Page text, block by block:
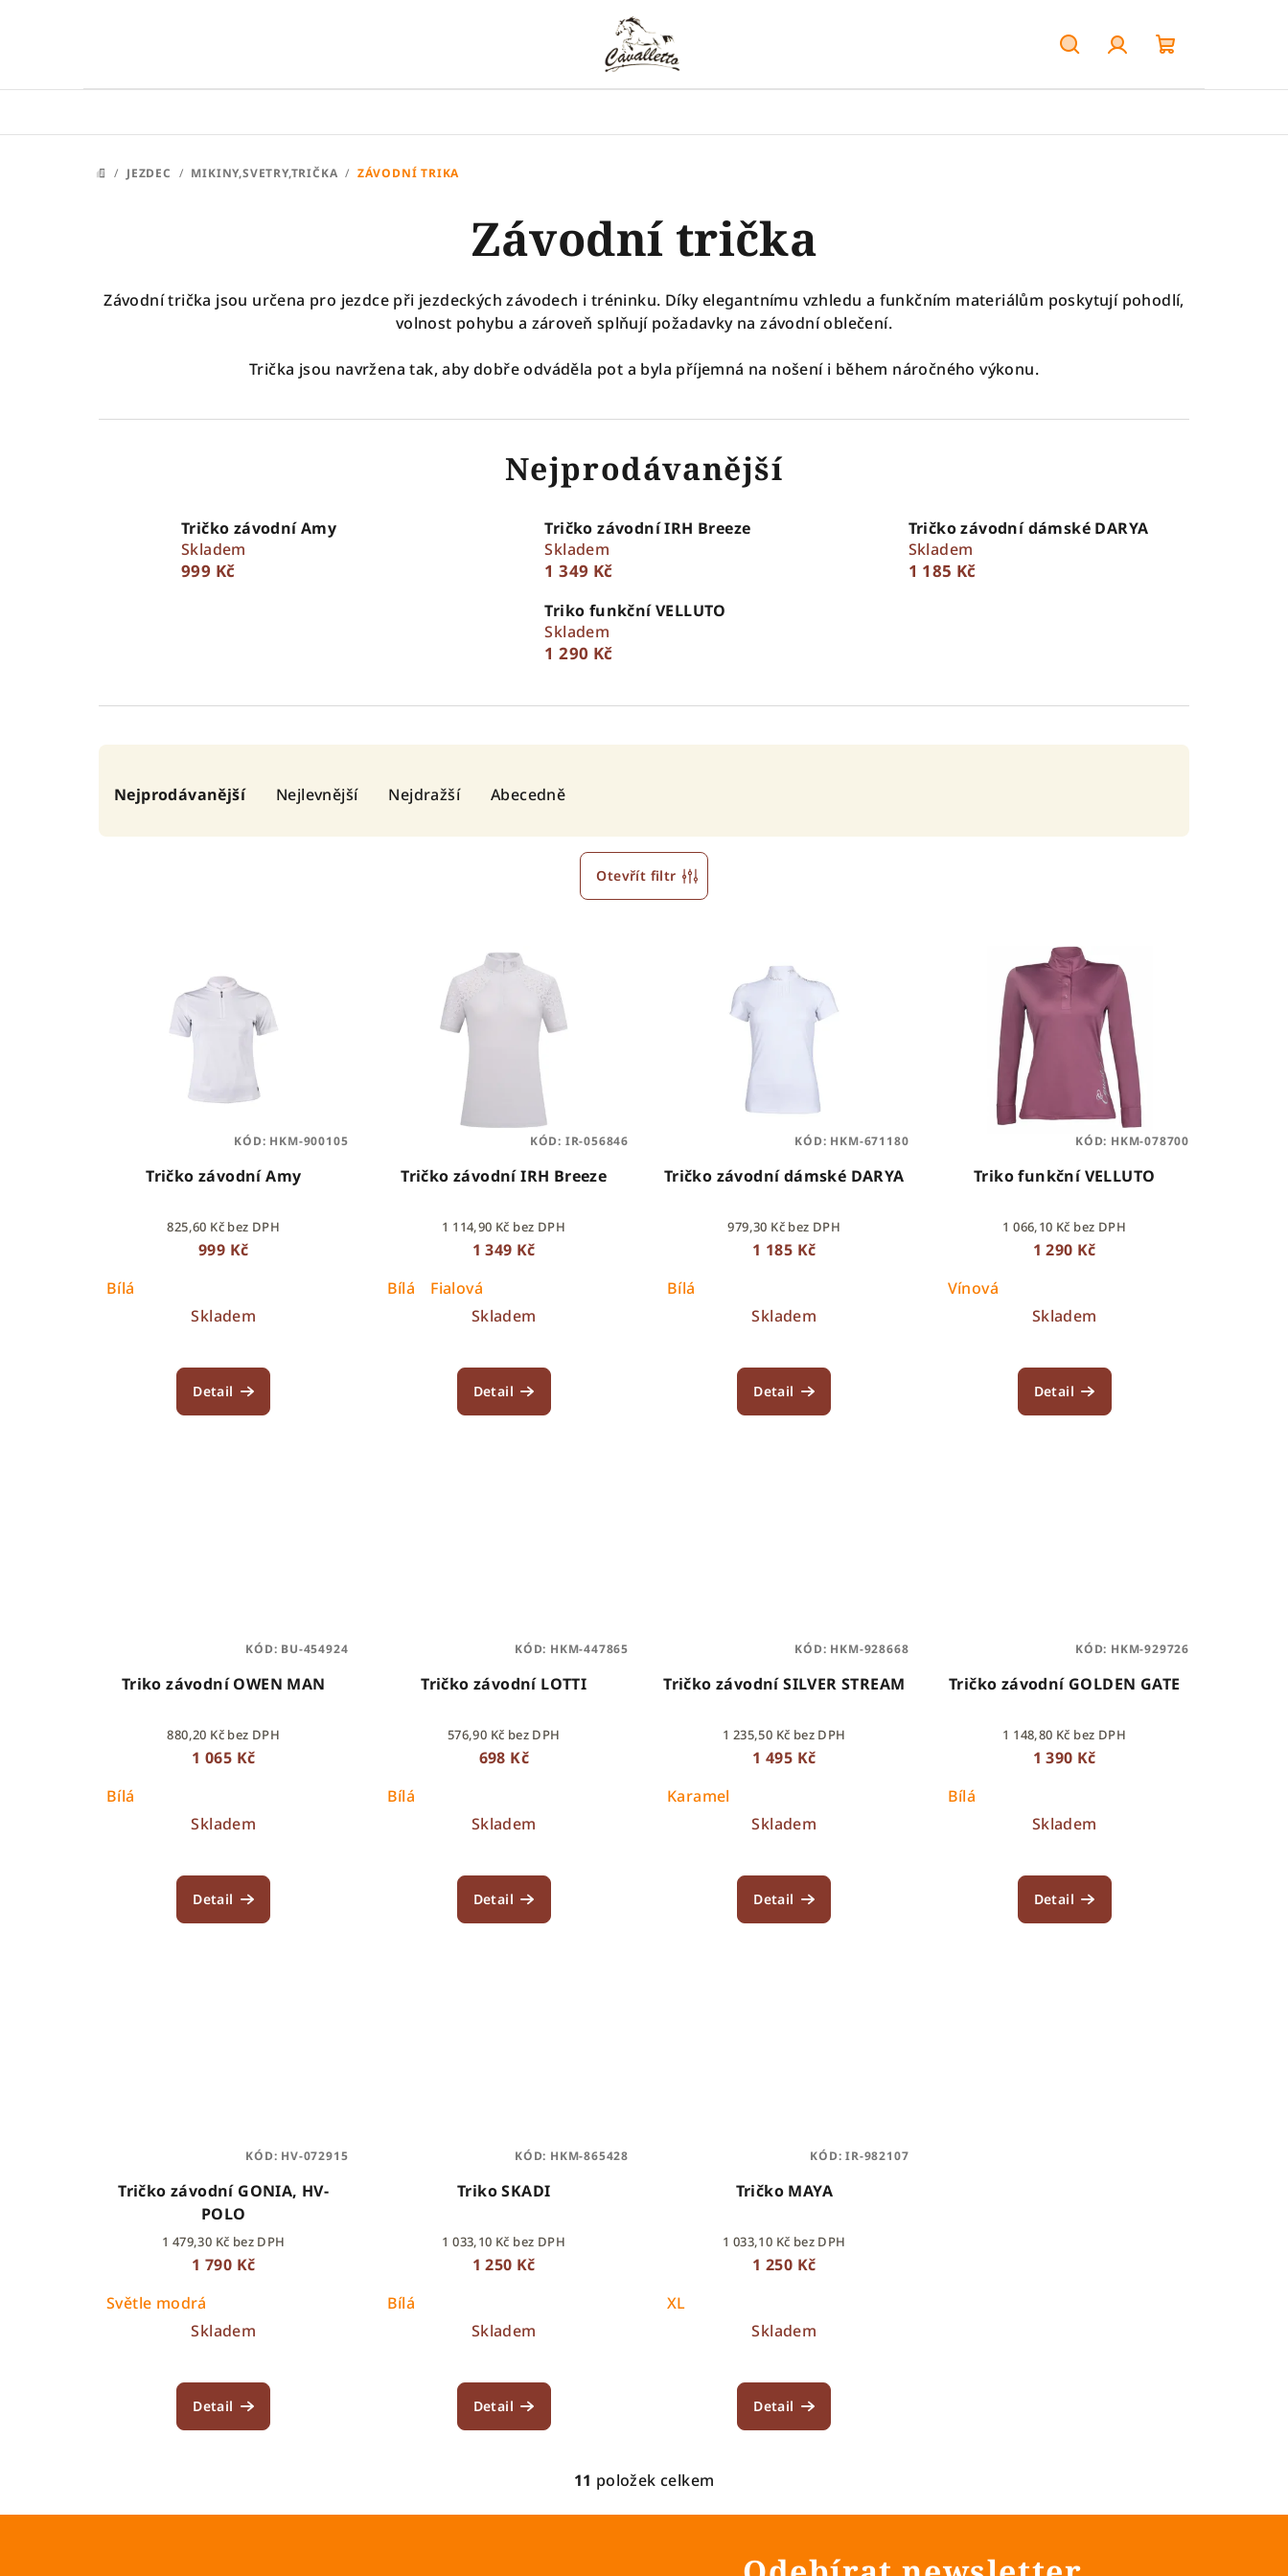
košík
DOMŮ
/ JEZDEC / MIKINY,SVETRY,TRIČKA / ZÁVODNÍ TRIKA
Závodní trička
Závodní trička jsou určena pro jezdce při jezdeckých závodech i tréninku. Díky elegantnímu vzhledu a funkčním materiálům poskytují pohodlí,
volnost pohybu a zároveň splňují požadavky na závodní oblečení.
Trička jsou navržena tak, aby dobře odváděla pot a byla příjemná na nošení i během náročného výkonu.
Nejprodávanější
Tričko závodní Amy
Skladem
999 Kč
Tričko závodní IRH Breeze
Skladem
1 349 Kč
Tričko závodní dámské DARYA
Skladem
1 185 Kč
Triko funkční VELLUTO
Skladem
1 290 Kč
a
z
Nejprodávanější Nejlevnější Nejdražší Abecedně
Otevřít filtr
u
Tričko závodní Amy
825,60 Kč bez DPH
999 Kč
Bílá
Skladem
Detail
KÓD: HKM-900105
Tričko závodní IRH Breeze
1 114,90 Kč bez DPH
1 349 Kč
Bílá
Fialová
Skladem
Detail
KÓD: IR-056846
Tričko závodní dámské DARYA
979,30 Kč bez DPH
1 185 Kč
Bílá
Skladem
Detail
KÓD: HKM-671180
Triko funkční VELLUTO
1 066,10 Kč bez DPH
1 290 Kč
Vínová
Skladem
Detail
KÓD: HKM-078700
Triko závodní OWEN MAN
880,20 Kč bez DPH
1 065 Kč
Bílá
Skladem
Detail
KÓD: BU-454924
Tričko závodní LOTTI
576,90 Kč bez DPH
698 Kč
Bílá
Skladem
Detail
KÓD: HKM-447865
Tričko závodní SILVER STREAM
1 235,50 Kč bez DPH
1 495 Kč
Karamel
Skladem
Detail
KÓD: HKM-928668
Tričko závodní GOLDEN GATE
1 148,80 Kč bez DPH
1 390 Kč
Bílá
Skladem
Detail
KÓD: HKM-929726
Tričko závodní GONIA, HV-
POLO
1 479,30 Kč bez DPH
1 790 Kč
Světle modrá
Skladem
Detail
KÓD: HV-072915
Triko SKADI
1 033,10 Kč bez DPH
1 250 Kč
Bílá
Skladem
Detail
KÓD: HKM-865428
Tričko MAYA
1 033,10 Kč bez DPH
1 250 Kč
XL
Skladem
Detail
KÓD:IR-982107
O
v
11 položek celkem